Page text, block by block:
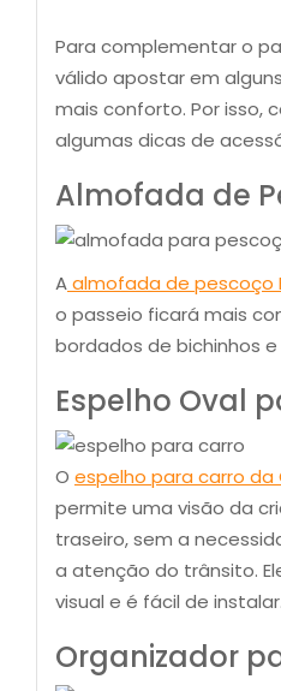
Para complementar o
válido apostar em
mais conforto. Por isso,
algumas dicas de
Almofada de
Aalmofada de pescoço
o passeio ficará mais
bordados de bichinhos
Espelho Oval
O espelho para carro da
permite uma visão da
traseiro, sem a
a atenção do trânsito.
visual e é fácil de instalar.
Organizador